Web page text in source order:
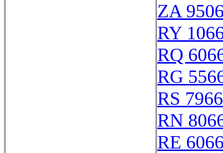
ZA
RY
RQ
RG
RS
RN
RE